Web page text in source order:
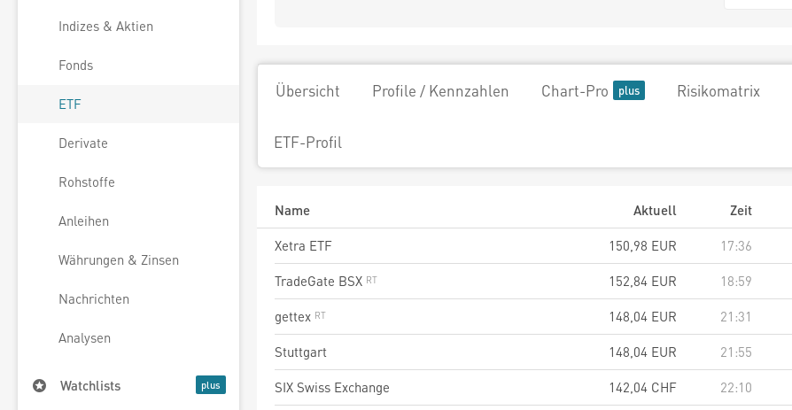
Indizes & Aktien
Fonds
ETF
Derivate
Rohstoffe
Anleihen
Währungen & Zinsen
Nachrichten
Analysen
Watchlists
Übersicht Profile / Kennzahlen Chart-Pro Risikomatrix
ETF-Profil
Name Aktuell Zeit
Xetra ETF
150,98 EUR 17:36
TradeGate BSX
152,84 EUR 18:59
gettex
148,04 EUR 21:31
Stuttgart
148,04 EUR 21:55
SIX Swiss Exchange
142,04 CHF 22:10